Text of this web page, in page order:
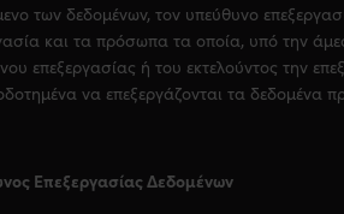
των δεδομένων, τον υπεύθυνο
και τα πρόσωπα τα οποία, υπό την
επεξεργασίας ή του εκτελούντος την
να επεξεργάζονται τα δεδομένα
Επεξεργασίας Δεδομένων